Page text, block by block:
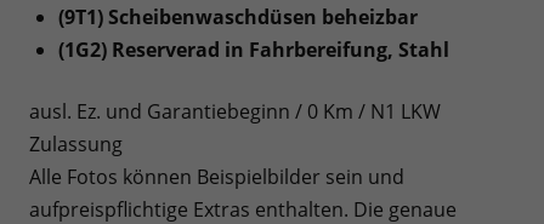
(9T1) Scheibenwaschdüsen beheizbar
(1G2) Reserverad in Fahrbereifung, Stahl
ausl. Ez. und Garantiebeginn / 0 Km / N1 LKW
Zulassung
Alle Fotos können Beispielbilder sein und
aufpreispflichtige Extras enthalten. Die genaue